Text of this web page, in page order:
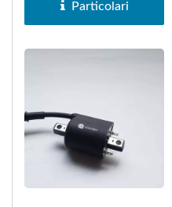
YAMAHA...Particolari